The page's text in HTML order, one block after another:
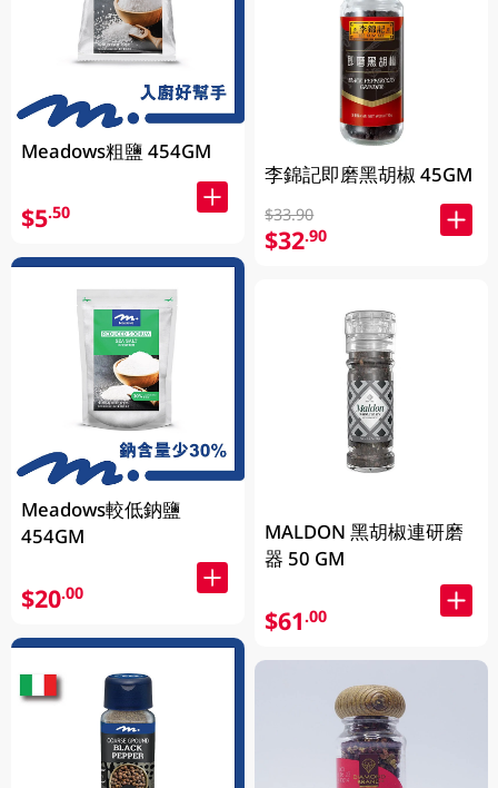
Meadows粗鹽 454GM
$5.50
Meadows較低鈉鹽
454GM
$20.00
李錦記即磨黑胡椒 45GM
$33.90
$32.90
MALDON 黑胡椒連研磨
器 50 GM
$61.00